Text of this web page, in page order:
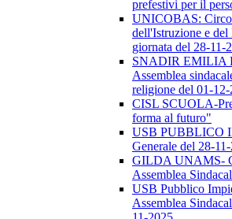
prefestivi per il
UNICOBAS:
dell'Istruzione e
giornata del 28-11-
SNADIR EMILIA
Assemblea
religione del 01-
CISL SCUOLA-
forma al futuro"
USB PUBBLICO
Generale del 28-
GILDA UNAMS-
Assemblea
USB Pubblico
Assemblea